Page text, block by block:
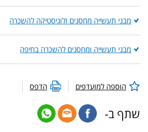
מבני תעשייה מחסנים ולוגיסטיקה להשכרה
מבני תעשייה ומחסנים להשכרה בחיפה
הוספה למועדפים הדפס
שתף ב-